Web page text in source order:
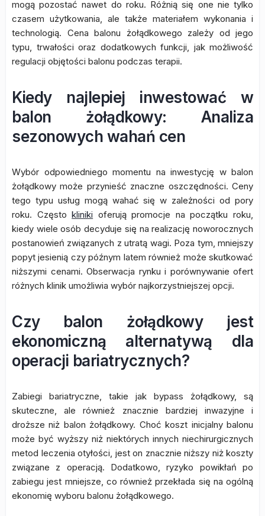
mogą pozostać nawet do roku. Różnią się one nie tylko
czasem użytkowania, ale także materiałem wykonania i
technologią. Cena balonu żołądkowego zależy od jego
typu, trwałości oraz dodatkowych funkcji, jak możliwość
regulacji objętości balonu podczas terapii.
Kiedy najlepiej inwestować w
balon żołądkowy: Analiza
sezonowych wahań cen
Wybór odpowiedniego momentu na inwestycję w balon
żołądkowy może przynieść znaczne oszczędności. Ceny
tego typu usług mogą wahać się w zależności od pory
roku. Częstokliniki oferują promocje na początku roku,
kiedy wiele osób decyduje się na realizację noworocznych
postanowień związanych z utratą wagi. Poza tym, mniejszy
popyt jesienią czy późnym latem również może skutkować
niższymi cenami. Obserwacja rynku i porównywanie ofert
różnych klinik umożliwia wybór najkorzystniejszej opcji.
Czy balon żołądkowy jest
ekonomiczną alternatywą dla
operacji bariatrycznych?
Zabiegi bariatryczne, takie jak bypass żołądkowy, są
skuteczne, ale również znacznie bardziej inwazyjne i
droższe niż balon żołądkowy. Choć koszt inicjalny balonu
może być wyższy niż niektórych innych niechirurgicznych
metod leczenia otyłości, jest on znacznie niższy niż koszty
związane z operacją. Dodatkowo, ryzyko powikłań po
zabiegu jest mniejsze, co również przekłada się na ogólną
ekonomię wyboru balonu żołądkowego.